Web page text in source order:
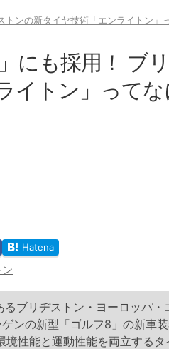
ンの新タイヤ技術「エンライトン」
にも採用！ ブ
イトン」ってな
Hatena
ン
ブリヂストン・ヨーロッパ
ンの新型「ゴルフ8」の新車
境性能と運動性能を両立する